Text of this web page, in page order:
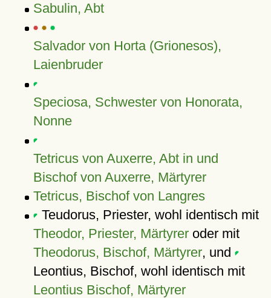
Sabulin, Abt
Salvador von Horta (Grionesos),
Laienbruder
Speciosa, Schwester von Honorata,
Nonne
Tetricus von Auxerre, Abt in und
Bischof von Auxerre, Märtyrer
Tetricus, Bischof von Langres
Teudorus, Priester, wohl identisch mit
Theodor, Priester, Märtyreroder mit
Theodorus, Bischof, Märtyrer, und
Leontius, Bischof, wohl identisch mit
Leontius Bischof, Märtyrer